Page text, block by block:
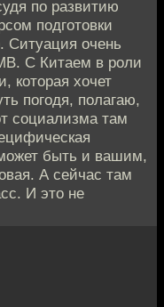
по развитию
подготовки
Ситуация очень
С Китаем в роли
которая хочет
погодя, полагаю,
социализма там
быть и вашим,
А сейчас там
И это не